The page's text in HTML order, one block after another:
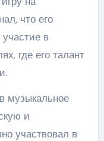
что его
в
где его талант
музыкальное
и
участвовал в